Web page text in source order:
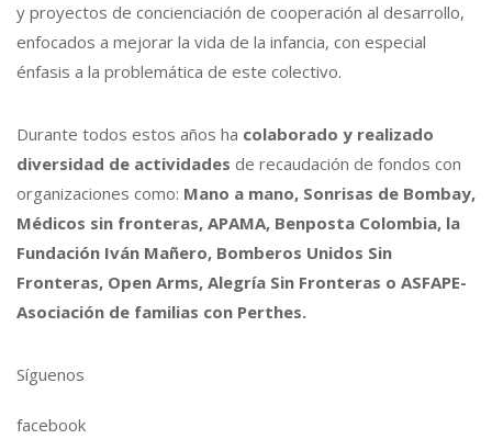
y proyectos de concienciación de cooperación al desarrollo,
enfocados a mejorar la vida de la infancia, con especial
énfasis a la problemática de este colectivo.
Durante todos estos años ha colaborado y realizado
diversidad de actividades de recaudación de fondos con
organizaciones como: Mano a mano, Sonrisas de Bombay,
Médicos sin fronteras, APAMA, Benposta Colombia, la
Fundación Iván Mañero, Bomberos Unidos Sin
Fronteras, Open Arms, Alegría Sin Fronteras o ASFAPE-
Asociación de familias con Perthes.
Síguenos
facebook